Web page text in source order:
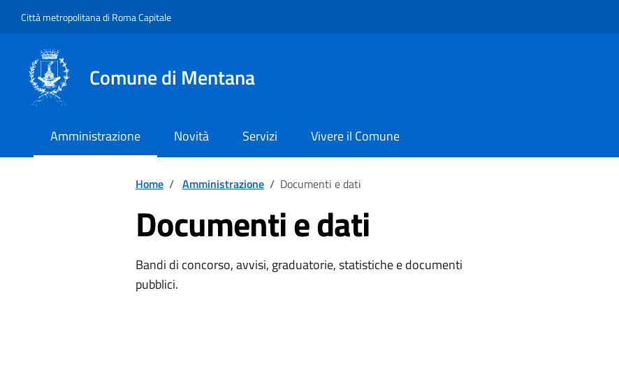
Città metropolitana di Roma Capitale
Comune di Mentana
Amministrazione Novità Servizi Vivere il Comune
Home / Amministrazione / Documenti e dati
Documenti e dati
Bandi di concorso, avvisi, graduatorie, statistiche e documenti
pubblici.